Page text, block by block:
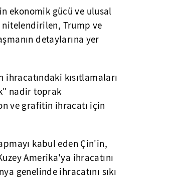
ekonomik gücü ve ulusal
Trump ve
detaylarına yer
kısıtlamaları
nadir toprak
ve grafitin ihracatı için
kabul eden Çin'in,
Amerika'ya ihracatını
genelinde ihracatını sıkı